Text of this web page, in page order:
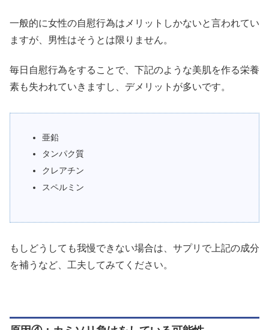
一般的に女性の自慰行為はメリットしかないと言われてい
ますが、男性はそうとは限りません。
毎日自慰行為をすることで、下記のような美肌を作る栄養
素も失われていきますし、デメリットが多いです。
亜鉛
タンパク質
クレアチン
スペルミン
もしどうしても我慢できない場合は、サプリで上記の成分
を補うなど、工夫してみてください。